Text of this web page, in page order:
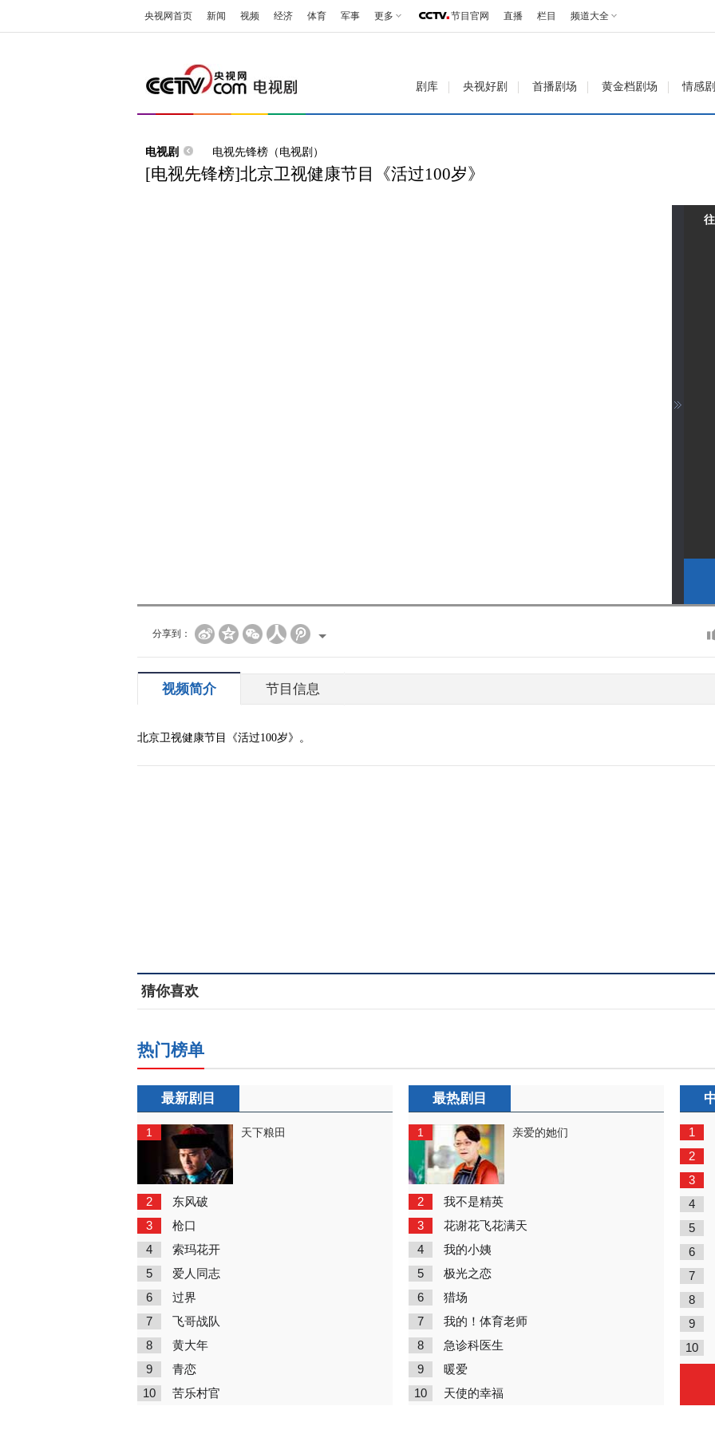
央视网首页 新闻 视频 经济 体育 军事 更多 节目官网 直播 栏目 频道大全
剧库 央视好剧 首播剧场 黄金档剧场 情感
电视剧 电视先锋榜（电视剧）
[电视先锋榜]北京卫视健康节目《活过100岁》
分享到：
视频简介 节目信息
北京卫视健康节目《活过100岁》。
猜你喜欢
热门榜单
最新剧目
1 天下粮田
2 东风破
3 枪口
4 索玛花开
5 爱人同志
6 过界
7 飞哥战队
8 黄大年
9 青恋
10 苦乐村官
最热剧目
1 亲爱的她们
2 我不是精英
3 花谢花飞花满天
4 我的小姨
5 极光之恋
6 猎场
7 我的！体育老师
8 急诊科医生
9 暖爱
10 天使的幸福
1
2
3
4
5
6
7
8
9
10